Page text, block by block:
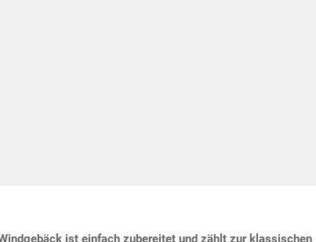
ist einfach zubereitet und zählt zur klassischen